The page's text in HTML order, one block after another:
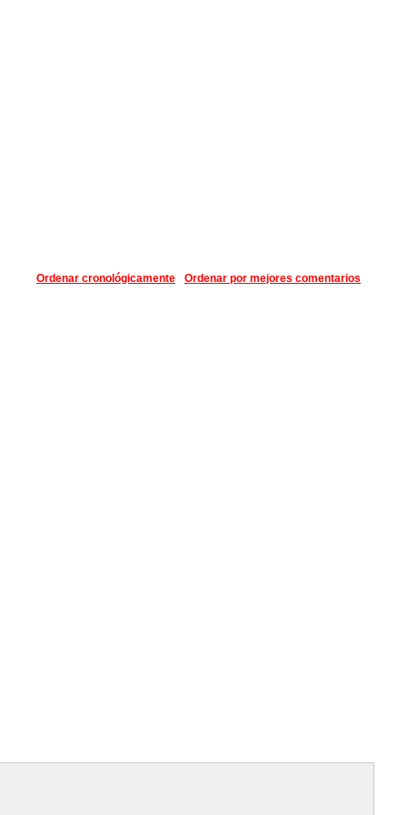
Ordenar por mejores comentarios
Ordenar cronológicamente